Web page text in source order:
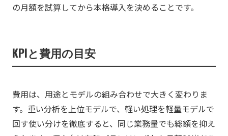
の月額を試算してから本格導入を決めることです。
KPIと費用の目安
費用は、用途とモデルの組み合わせで大きく変わりま
す。重い分析を上位モデルで、軽い処理を軽量モデルで
回す使い分けを徹底すると、同じ業務量でも総額を抑え